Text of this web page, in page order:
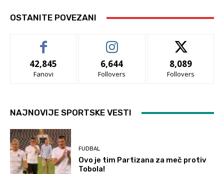
OSTANITE POVEZANI
42,845
Fanovi
6,644
Follovers
8,089
Follovers
NAJNOVIJE SPORTSKE VESTI
FUDBAL
Ovo je tim Partizana za meč protiv
Tobola!